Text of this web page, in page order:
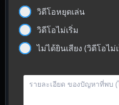
วิดีโอหยุดเล่น
วิดีโอไม่เริ่ม
ไม่ได้ยินเสียง (วิดีโอไม่